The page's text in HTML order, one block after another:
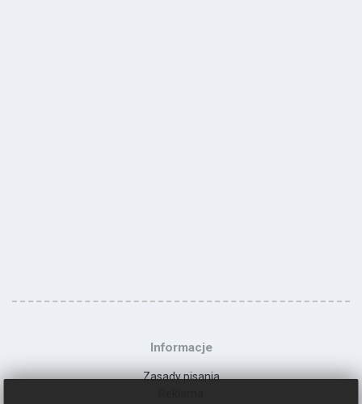
Informacje
Zasady pisania